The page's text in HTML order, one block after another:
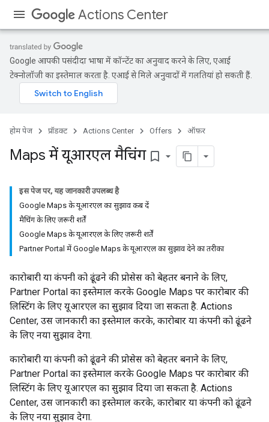
Actions Center
Google आपकी पसंदीदा भाषा में कॉन्टेंट का अनुवाद करने के लिए, एआई
टेक्नोलॉजी का इस्तेमाल करता है. एआई से मिले अनुवादों में गलतियां हो सकती हैं.
होम पेज प्रॉडक्ट Actions Center Offers ऑफ़र
Maps में यूआरएल मैचिंग bookmark_border
इस पेज पर, यह जानकारी उपलब्ध है
Google Maps के यूआरएल का सुझाव कब दें
मैचिंग के लिए ज़रूरी शर्तें
Google Maps के यूआरएल के लिए ज़रूरी शर्तें
Partner Portal में Google Maps के यूआरएल का सुझाव देने का तरीका
कारोबारी या कंपनी को ढूंढने की प्रोसेस को बेहतर बनाने के लिए,
Partner Portal का इस्तेमाल करके Google Maps पर कारोबार की
लिस्टिंग के लिए यूआरएल का सुझाव दिया जा सकता है. Actions
Center, उस जानकारी का इस्तेमाल करके, कारोबार या कंपनी को ढूंढने
के लिए नया सुझाव देगा.
कारोबारी या कंपनी को ढूंढने की प्रोसेस को बेहतर बनाने के लिए,
Partner Portal का इस्तेमाल करके Google Maps पर कारोबार की
लिस्टिंग के लिए यूआरएल का सुझाव दिया जा सकता है. Actions
Center, उस जानकारी का इस्तेमाल करके, कारोबार या कंपनी को ढूंढने
के लिए नया सुझाव देगा.